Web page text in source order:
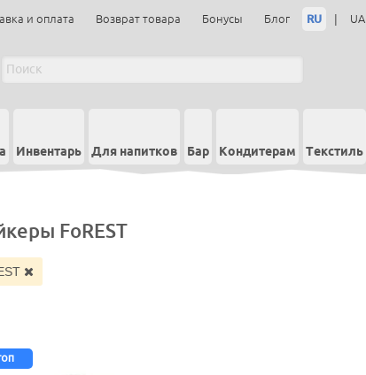
и оплата Возврат товара Бонусы Блог RU | UA
Инвентарь Для напитков Бар Кондитерам Текстиль
FoREST